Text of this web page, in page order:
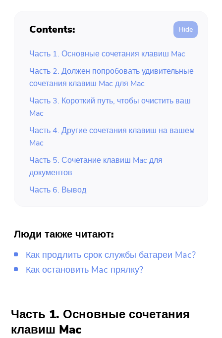
Contents:
Часть 1. Основные сочетания клавиш Mac
Часть 2. Должен попробовать удивительные
сочетания клавиш Mac для Mac
Часть 3. Короткий путь, чтобы очистить ваш
Mac
Часть 4. Другие сочетания клавиш на вашем
Mac
Часть 5. Сочетание клавиш Mac для
документов
Часть 6. Вывод
Люди также читают:
Как продлить срок службы батареи Mac?
Как остановить Mac прялку?
Часть 1. Основные сочетания
клавиш Mac